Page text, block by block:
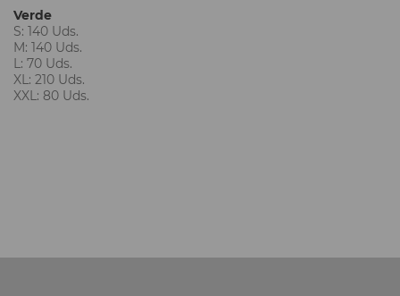
Verde
S: 140 Uds.
M: 140 Uds.
L: 70 Uds.
XL: 210 Uds.
XXL: 80 Uds.